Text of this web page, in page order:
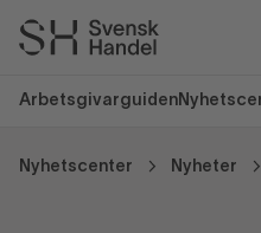
Arbetsgivarguiden
Nyhetscenter Nyheter